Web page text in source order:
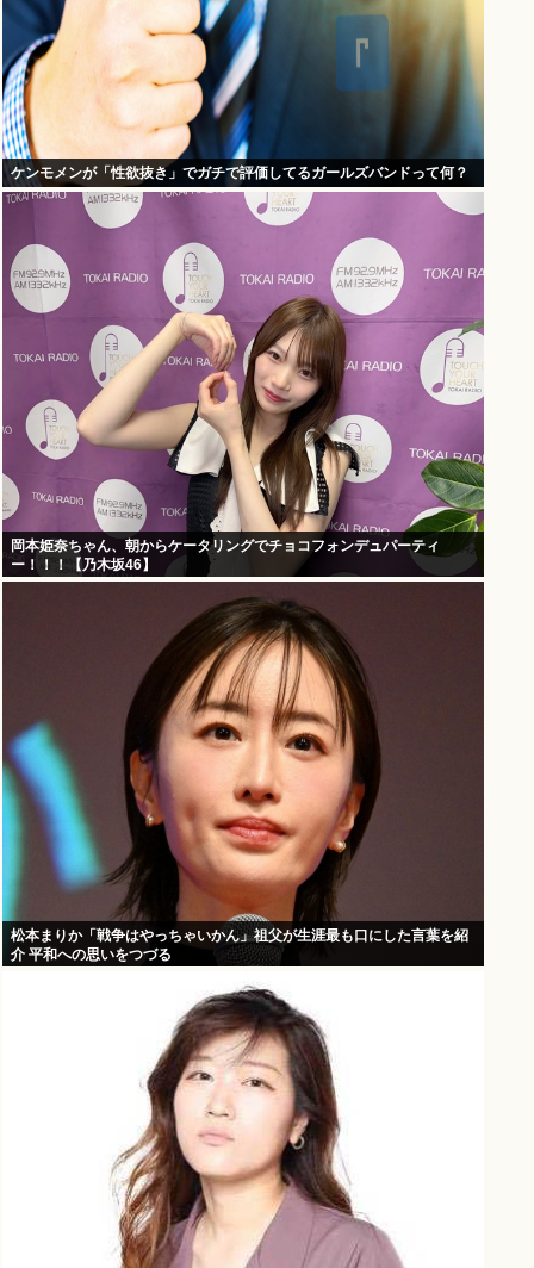
ケンモメンが「性欲抜き」でガチで評価してるガールズバンドって何？
岡本姫奈ちゃん、朝からケータリングでチョコフォンデュパーティ
ー！！！【乃木坂46】
松本まりか「戦争はやっちゃいかん」祖父が生涯最も口にした言葉を紹
介 平和への思いをつづる